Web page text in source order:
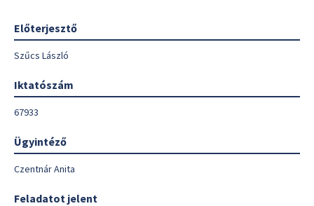
Előterjesztő
Szűcs László
Iktatószám
67933
Ügyintéző
Czentnár Anita
Feladatot jelent